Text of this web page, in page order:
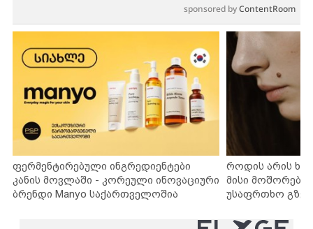
sponsored byContentRoom
ფერმენტირებული ინგრედიენტები
კანის მოვლაში - კორეული ინოვაციური
ბრენდი Manyo საქართველოშია
როდის არის
მისი
უსაფრთხო